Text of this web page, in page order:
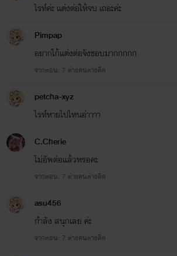
ไรท์ค่ะ แต่งต่อให้จบ เถอะค่ะ
Pimpap
อยากใก้แต่งต่อจังชอบมากกกกก
จากตอน: 7 ต่างคนต่างคิด
petcha-xyz
ไรท์หายไปไหนอ่าาาา
C.Cherie
ไม่อัพต่อแล้วหรอคะ
จากตอน: 7 ต่างคนต่างคิด
asu456
กำลัง สนุกเลย ค่ะ
จากตอน: 7 ต่างคนต่างคิด